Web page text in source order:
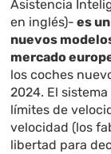
Asistencia
en inglés)- es
nuevos
mercado
los coches
2024. El
límites de
velocidad (los
libertad para